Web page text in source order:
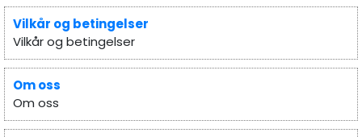
Vilkår og betingelser
Vilkår og betingelser
Om oss
Om oss